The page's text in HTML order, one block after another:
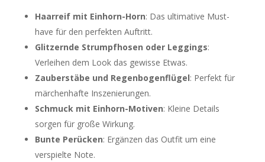
Haarreif mit Einhorn-Horn: Das ultimative Must-
have für den perfekten Auftritt.
Glitzernde Strumpfhosen oder Leggings:
Verleihen dem Look das gewisse Etwas.
Zauberstäbe und Regenbogenflügel: Perfekt für
märchenhafte Inszenierungen.
Schmuck mit Einhorn-Motiven: Kleine Details
sorgen für große Wirkung.
Bunte Perücken: Ergänzen das Outfit um eine
verspielte Note.